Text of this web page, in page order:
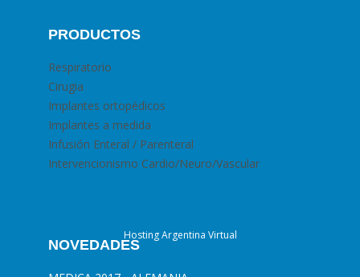
PRODUCTOS
Respiratorio
Cirugia
Implantes ortopédicos
Implantes a medida
Infusión Enteral / Parenteral
Intervencionismo Cardio/Neuro/Vascular
NOVEDADES
Hosting Argentina Virtual